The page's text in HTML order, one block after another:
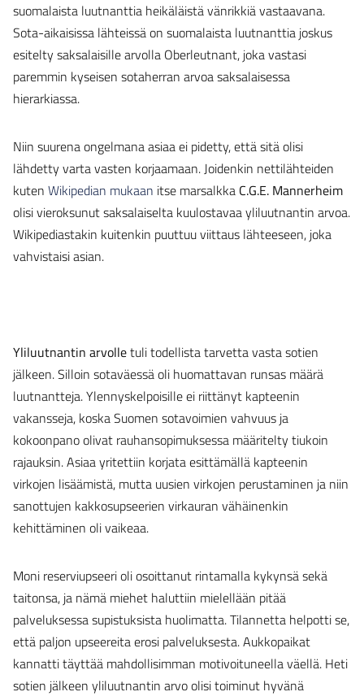
suomalaista luutnanttia heikäläistä vänrikkiä vastaavana.
Sota-aikaisissa lähteissä on suomalaista luutnanttia joskus
esitelty saksalaisille arvolla Oberleutnant, joka vastasi
paremmin kyseisen sotaherran arvoa saksalaisessa
hierarkiassa.
Niin suurena ongelmana asiaa ei pidetty, että sitä olisi
lähdetty varta vasten korjaamaan. Joidenkin nettilähteiden
kuten Wikipedian mukaan itse marsalkka C.G.E. Mannerheim
olisi vieroksunut saksalaiselta kuulostavaa yliluutnantin arvoa.
Wikipediastakin kuitenkin puuttuu viittaus lähteeseen, joka
vahvistaisi asian.
Yliluutnantin arvolletuli todellista tarvetta vasta sotien
jälkeen. Silloin sotaväessä oli huomattavan runsas määrä
luutnantteja. Ylennyskelpoisille ei riittänyt kapteenin
vakansseja, koska Suomen sotavoimien vahvuus ja
kokoonpano olivat rauhansopimuksessa määritelty tiukoin
rajauksin. Asiaa yritettiin korjata esittämällä kapteenin
virkojen lisäämistä, mutta uusien virkojen perustaminen ja niin
sanottujen kakkosupseerien virkauran vähäinenkin
kehittäminen oli vaikeaa.
Moni reserviupseeri oli osoittanut rintamalla kykynsä sekä
taitonsa, ja nämä miehet haluttiin mielellään pitää
palveluksessa supistuksista huolimatta. Tilannetta helpotti se,
että paljon upseereita erosi palveluksesta. Aukkopaikat
kannatti täyttää mahdollisimman motivoituneella väellä. Heti
sotien jälkeen yliluutnantin arvo olisi toiminut hyvänä